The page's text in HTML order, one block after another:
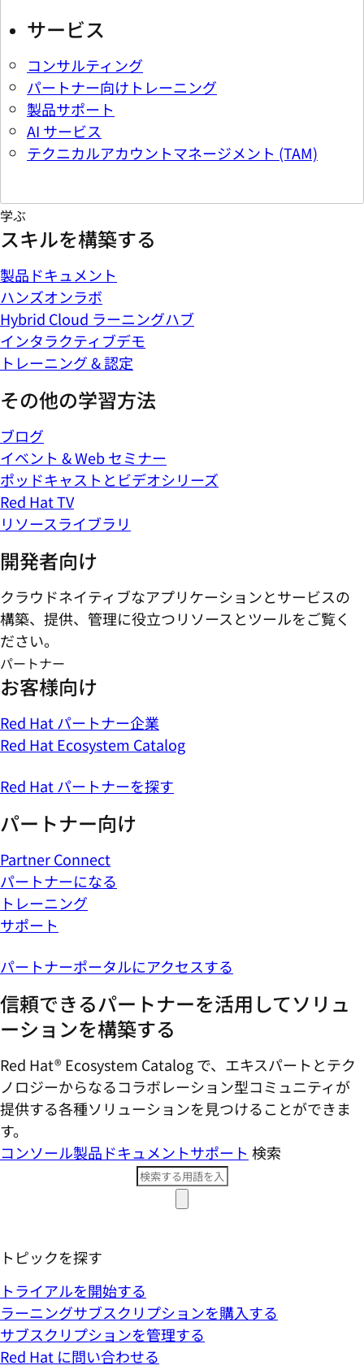
サービス
コンサルティング
パートナー向けトレーニング
製品サポート
AI サービス
テクニカルアカウントマネージメント (TAM)
学ぶ
スキルを構築する
製品ドキュメント
ハンズオンラボ
Hybrid Cloud ラーニングハブ
インタラクティブデモ
トレーニング & 認定
その他の学習方法
ブログ
イベント & Web セミナー
ポッドキャストとビデオシリーズ
Red Hat TV
リソースライブラリ
開発者向け
クラウドネイティブなアプリケーションとサービスの
構築、提供、管理に役立つリソースとツールをご覧く
ださい。
パートナー
お客様向け
Red Hat パートナー企業
Red Hat Ecosystem Catalog
Red Hat パートナーを探す
パートナー向け
Partner Connect
パートナーになる
トレーニング
サポート
パートナーポータルにアクセスする
信頼できるパートナーを活用してソリュ
ーションを構築する
Red Hat® Ecosystem Catalog で、エキスパートとテク
ノロジーからなるコラボレーション型コミ​ュニティが
提供する各種ソリューションを見つけることができま
す。
コンソール製品ドキュメントサポート 検索
トピックを探す
トライアルを開始する
ラーニングサブスクリプションを購入する
サブスクリプションを管理する
Red Hat に問い合わせる